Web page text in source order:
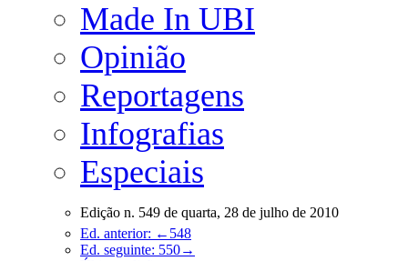
Made In UBI
Opinião
Reportagens
Infografias
Especiais
Edição n. 549 de quarta, 28 de julho de 2010
Ed. anterior: ←548
Ed. seguinte: 550→